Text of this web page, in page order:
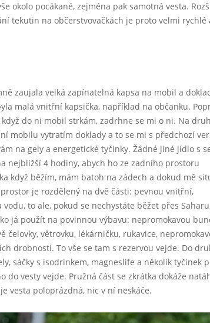
okolo pocákané, zejména pak samotná vesta.
tekutin na občerstvovačkách je proto velmi rychlé
zaujala velká zapínatelná kapsa na mobil a
malá vnitřní kapsička, například na občanku.
do ni mobil strkám, zadrhne se mi o ni. Na
mobilu vytratím doklady a to se mi s předchozí
na gely a energetické tyčinky. Žádné jiné jídlo s
nejbližší 4 hodiny, abych ho ze zadního prostoru
když běžím, mám batoh na zádech a dokud mě
je rozdělený na dvě části: pevnou vnitřní,
to ale, pokud se nechystáte běžet přes
já použít na povinnou výbavu: nepromokavou
čelovky, větrovku, lékárničku, rukavice,
drobností. To vše se tam s rezervou vejde. Do
sáčky s isodrinkem, magneslife a několik tyčinek
do vesty vejde. Pružná část se zkrátka dokáže
vesta poloprázdná, nic v ní neskáče.